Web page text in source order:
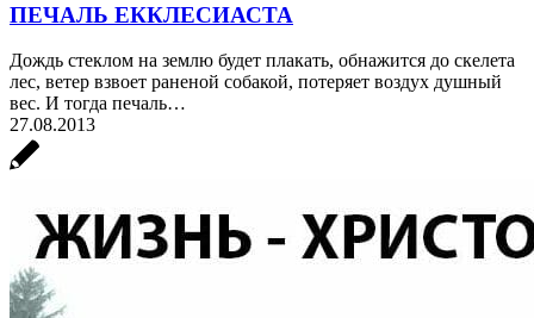
ПЕЧАЛЬ ЕККЛЕСИАСТА
Дождь стеклом на землю будет плакать, обнажится до скелета
лес, ветер взвоет раненой собакой, потеряет воздух душный
вес. И тогда печаль…
27.08.2013